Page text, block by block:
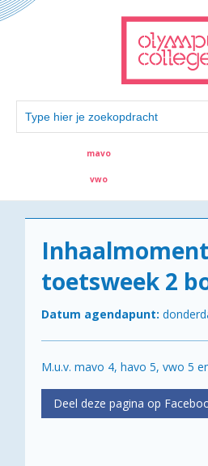
mavo
vwo
Inhaalmoment
toetsweek 2
Datum agendapunt:
M.u.v. mavo 4, havo 5, vwo 5